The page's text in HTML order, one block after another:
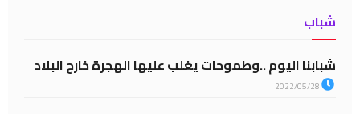
شباب
شبابنا اليوم ..وطموحات يغلب عليها الهجرة خارج البلاد